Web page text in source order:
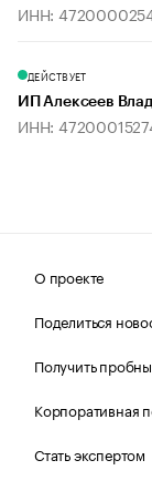
ИНН:
ДЕЙСТВУЕТ
ИП Алексеев
ИНН:
О проекте
Поделиться
Получить
Корпоративная
Стать экспертом